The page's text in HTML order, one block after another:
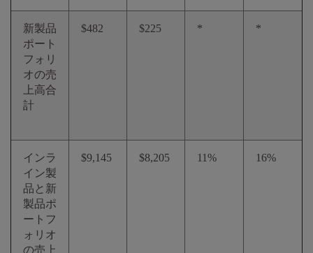
新製品
ポート
フォリ
オの売
上高合
計
$482 $225 * *
インラ
イン製
品と新
製品ポ
ートフ
ォリオ
の売上
$9,145 $8,205 11% 16%